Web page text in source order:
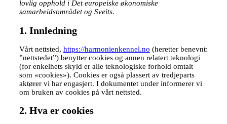
lovlig opphold i Det europeiske økonomiske
samarbeidsområdet og Sveits.
1. Innledning
Vårt nettsted, https://harmonienkennel.no (heretter benevnt:
”nettstedet”) benytter cookies og annen relatert teknologi
(for enkelhets skyld er alle teknologiske forhold omtalt
som «cookies»). Cookies er også plassert av tredjeparts
aktører vi har engasjert. I dokumentet under informerer vi
om bruken av cookies på vårt nettsted.
2. Hva er cookies